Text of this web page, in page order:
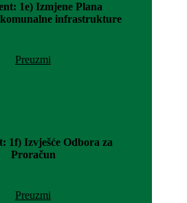
1e) Izmjene Plana
infrastrukture
Preuzmi
1f) Izvješće Odbora za
Proračun
Preuzmi